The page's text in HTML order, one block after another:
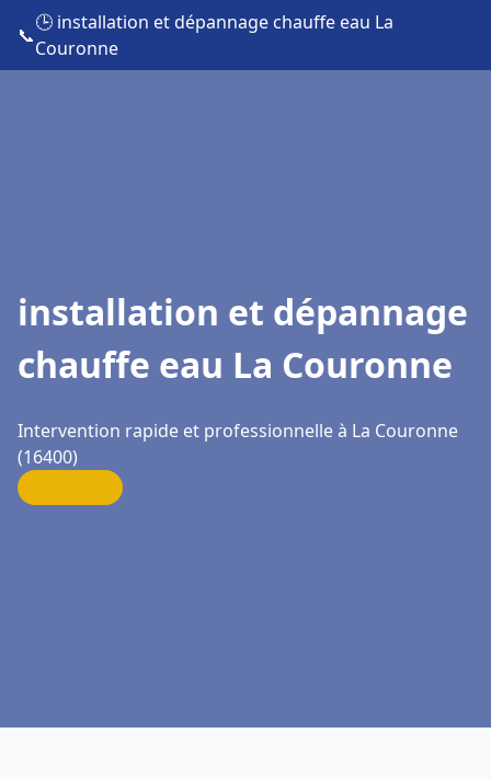
📞
🕒 installation et dépannage chauffe eau La
Couronne
installation et dépannage
chauffe eau La Couronne
Intervention rapide et professionnelle à La Couronne
(16400)